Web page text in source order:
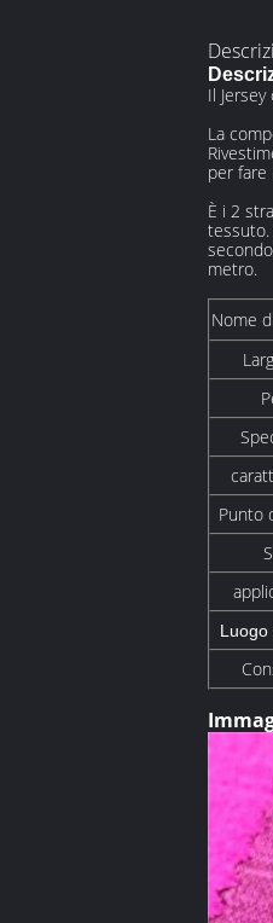
Il
La
per fare
È i 2
tessuto.
metro.
Nome
Punto
Luogo